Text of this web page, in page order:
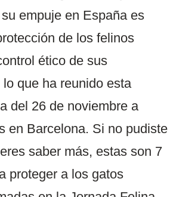
empuje en España es
de los felinos
ético de sus
que ha reunido esta
del 26 de noviembre a
en Barcelona. Si no pudiste
saber más, estas son 7
proteger a los gatos